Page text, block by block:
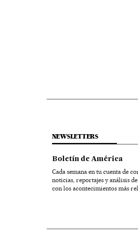
NEWSLETTERS
Boletín de América
Cada semana en tu cuenta de
noticias, reportajes y análisis
con los acontecimientos más